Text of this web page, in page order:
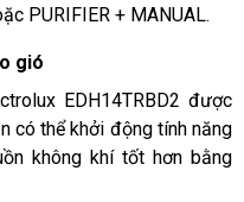
PURIFIER + MANUAL.
gió
EDH14TRBD2 được
có thể khởi động tính năng
không khí tốt hơn bằng